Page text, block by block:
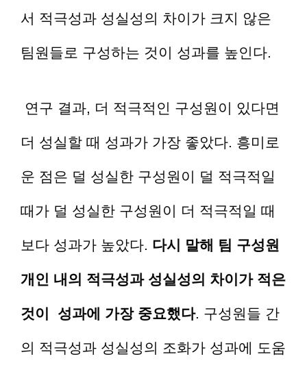
서 적극성과 성실성의 차이가 크지 않은
팀원들로 구성하는 것이 성과를 높인다.
연구 결과, 더 적극적인 구성원이 있다면
더 성실할 때 성과가 가장 좋았다. 흥미로
운 점은 덜 성실한 구성원이 덜 적극적일
때가 덜 성실한 구성원이 더 적극적일 때
보다 성과가 높았다. 다시 말해 팀 구성원
개인 내의 적극성과 성실성의 차이가 적은
것이 성과에 가장 중요했다. 구성원들 간
의 적극성과 성실성의 조화가 성과에 도움